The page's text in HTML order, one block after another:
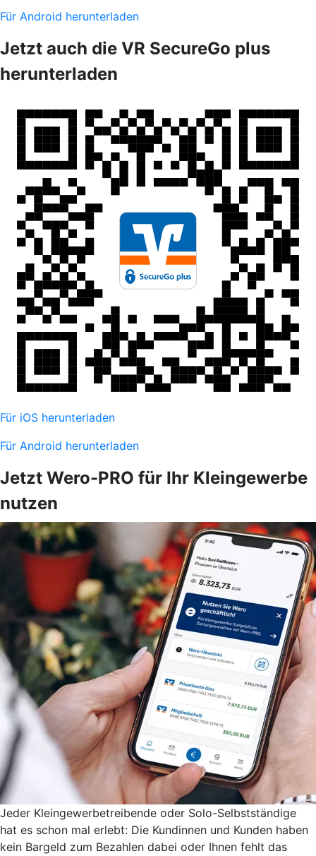
Für Android herunterladen
Jetzt auch die VR SecureGo plus
herunterladen
Für iOS herunterladen
Für Android herunterladen
Jetzt Wero-PRO für Ihr Kleingewerbe
nutzen
Jeder Kleingewerbetreibende oder Solo-Selbstständige
hat es schon mal erlebt: Die Kundinnen und Kunden haben
kein Bargeld zum Bezahlen dabei oder Ihnen fehlt das